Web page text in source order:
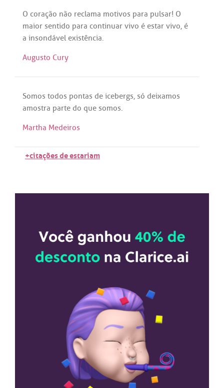
O coração não reclama motivos para pulsar! O
maior sentido para continuar vivo é estar vivo, é
a insondável existência.
Augusto Cury
Somos todos pontas de icebergs, só deixamos
amostra parte do que somos.
Martha Medeiros
+citações de estariam